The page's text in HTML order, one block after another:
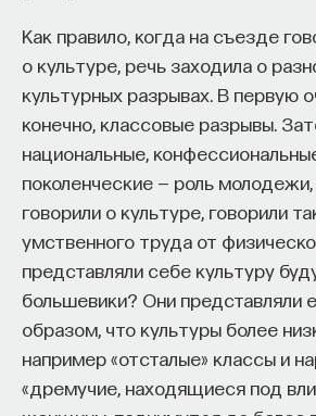
Как правило, когда на съезде
о культуре, речь заходила о
культурных разрывах. В первую
конечно, классовые разрывы.
национальные,
поколенческие — роль молодежи,
говорили о культуре, говорили
умственного труда от
представляли себе культуру
большевики? Они представляли
образом, что культуры более
например «отсталые» классы и
«дремучие, находящиеся под
не вышедшую из-под ткацкого
Как благодаря фатализму в
настоящего жизнь может пойти
стоиков, как я уже говорил,
достичь удовлетворенности
довольными жизнью, какая она
и радоваться всему, что нам
Мы можем целыми днями
обстоятельства были иными, но
что у нас уже есть, нам не